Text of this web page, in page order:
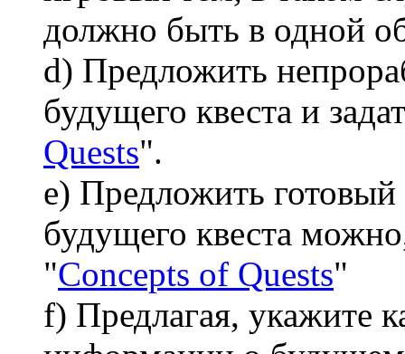
должно быть в одной
d) Предложить
будущего квеста и
Quests".
e) Предложить
будущего квеста
"Concepts of Quests"
f) Предлагая, укажите